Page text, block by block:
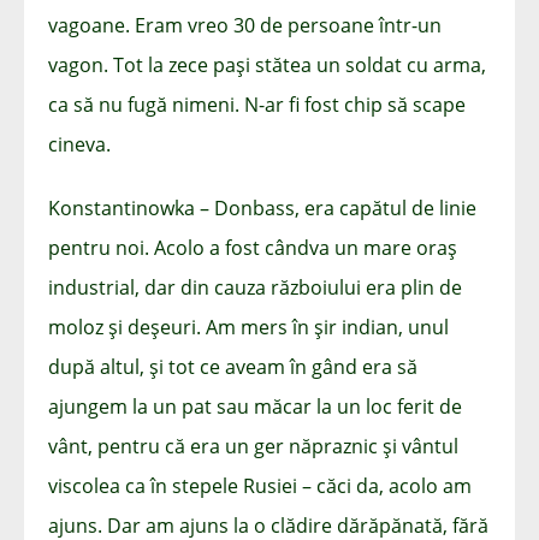
vagoane. Eram vreo 30 de persoane într-un
vagon. Tot la zece pași stătea un soldat cu arma,
ca să nu fugă nimeni. N-ar fi fost chip să scape
cineva.
Konstantinowka – Donbass, era capătul de linie
pentru noi. Acolo a fost cândva un mare oraș
industrial, dar din cauza războiului era plin de
moloz și deșeuri. Am mers în șir indian, unul
după altul, și tot ce aveam în gând era să
ajungem la un pat sau măcar la un loc ferit de
vânt, pentru că era un ger năpraznic și vântul
viscolea ca în stepele Rusiei – căci da, acolo am
ajuns. Dar am ajuns la o clădire dărăpănată, fără